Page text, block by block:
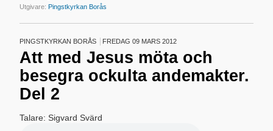
Utgivare:Pingstkyrkan Borås
PINGSTKYRKAN BORÅS FREDAG 09 MARS 2012
Att med Jesus möta och
besegra ockulta andemakter.
Del 2
Talare: Sigvard Svärd